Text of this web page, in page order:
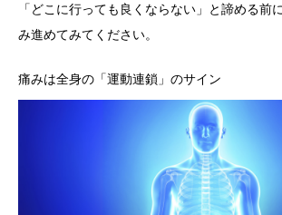
「どこに行っても良くならない」と諦める前
み進めてみてください。
痛みは全身の「運動連鎖」のサイン